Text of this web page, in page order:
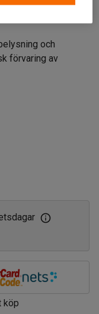
och
förvaring av
köp